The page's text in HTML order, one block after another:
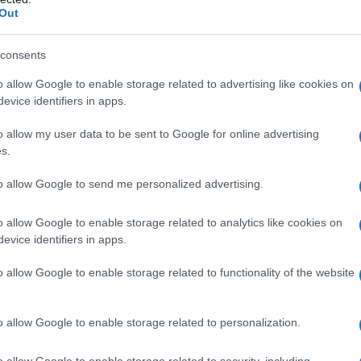
allow Google to enable storage related to advertising like cookies on
identifiers in apps.
allow my user data to be sent to Google for online advertising
allow Google to send me personalized advertising.
allow Google to enable storage related to analytics like cookies on
identifiers in apps.
allow Google to enable storage related to functionality of the website
allow Google to enable storage related to personalization.
– Το kitchen trick που κάθε foodie
πρέπει να ξέρει
Τηλεοπτικά «Μαγειρέματα», Ψηφιακοί
Εβδομάδα που Ανακάτεψε την
Τράπουλα των Ελληνικών Media
συμπαρασύρει την κυβέρνηση